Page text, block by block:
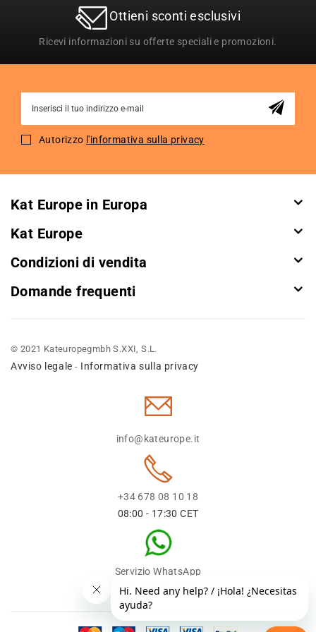
Ottieni sconti esclusivi
Ricevi informazioni su offerte speciali e promozioni.
for
Autorizzo l'informativa sulla privacy
Kat Europe in Europa
Kat Europe
Condizioni di vendita
Domande frequenti
© 2021 Kateuropegmbh S.XXI, S.L.
Avviso legale - Informativa sulla privacy
info@kateurope.it
+34 678 08 10 18
08:00 - 17:30 CET
Servizio WhatsApp
+34 678 08 1018